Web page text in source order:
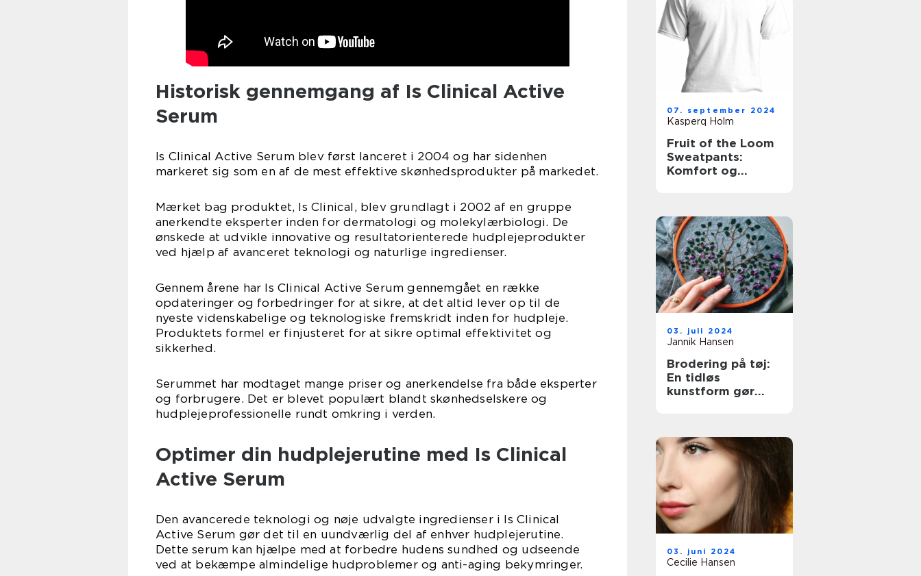
Historisk gennemgang af Is Clinical Active
Serum
Is Clinical Active Serum blev først lanceret i 2004 og har sidenhen
markeret sig som en af de mest effektive skønhedsprodukter på markedet.
Mærket bag produktet, Is Clinical, blev grundlagt i 2002 af en gruppe
anerkendte eksperter inden for dermatologi og molekylærbiologi. De
ønskede at udvikle innovative og resultatorienterede hudplejeprodukter
ved hjælp af avanceret teknologi og naturlige ingredienser.
Gennem årene har Is Clinical Active Serum gennemgået en række
opdateringer og forbedringer for at sikre, at det altid lever op til de
nyeste videnskabelige og teknologiske fremskridt inden for hudpleje.
Produktets formel er finjusteret for at sikre optimal effektivitet og
sikkerhed.
Serummet har modtaget mange priser og anerkendelse fra både eksperter
og forbrugere. Det er blevet populært blandt skønhedselskere og
hudplejeprofessionelle rundt omkring i verden.
Optimer din hudplejerutine med Is Clinical
Active Serum
Den avancerede teknologi og nøje udvalgte ingredienser i Is Clinical
Active Serum gør det til en uundværlig del af enhver hudplejerutine.
Dette serum kan hjælpe med at forbedre hudens sundhed og udseende
ved at bekæmpe almindelige hudproblemer og anti-aging bekymringer.
07. september 2024
Kasperq Holm
Fruit of the Loom
Sweatpants:
Komfort og
03. juli 2024
Jannik Hansen
Brodering på tøj:
En tidløs
kunstform gør
03. juni 2024
Cecilie Hansen